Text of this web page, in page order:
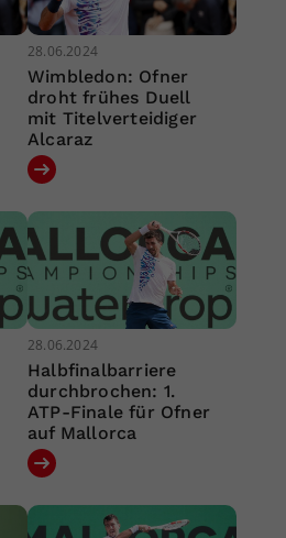
28.06.2024
Wimbledon: Ofner
droht frühes Duell
mit Titelverteidiger
Alcaraz
28.06.2024
Halbfinalbarriere
durchbrochen: 1.
ATP-Finale für Ofner
auf Mallorca